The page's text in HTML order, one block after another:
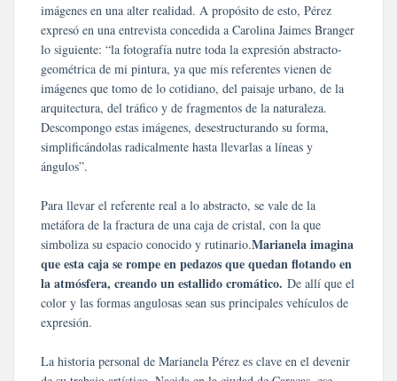
imágenes en una alter realidad. A propósito de esto, Pérez
expresó en una entrevista concedida a Carolina Jaimes Branger
lo siguiente: “la fotografía nutre toda la expresión abstracto-
geométrica de mi pintura, ya que mis referentes vienen de
imágenes que tomo de lo cotidiano, del paisaje urbano, de la
arquitectura, del tráfico y de fragmentos de la naturaleza.
Descompongo estas imágenes, desestructurando su forma,
simplificándolas radicalmente hasta llevarlas a líneas y
ángulos”.
Para llevar el referente real a lo abstracto, se vale de la
metáfora de la fractura de una caja de cristal, con la que
simboliza su espacio conocido y rutinario.Marianela imagina
que esta caja se rompe en pedazos que quedan flotando en
la atmósfera, creando un estallido cromático. De allí que el
color y las formas angulosas sean sus principales vehículos de
expresión.
La historia personal de Marianela Pérez es clave en el devenir